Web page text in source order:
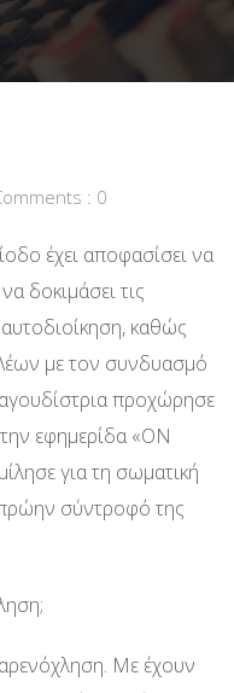
: 0
έχει αποφασίσει να
δοκιμάσει τις
καθώς
με τον συνδυασμό
προχώρησε
εφημερίδα «ΟΝ
για τη σωματική
σύντροφό της
Με έχουν